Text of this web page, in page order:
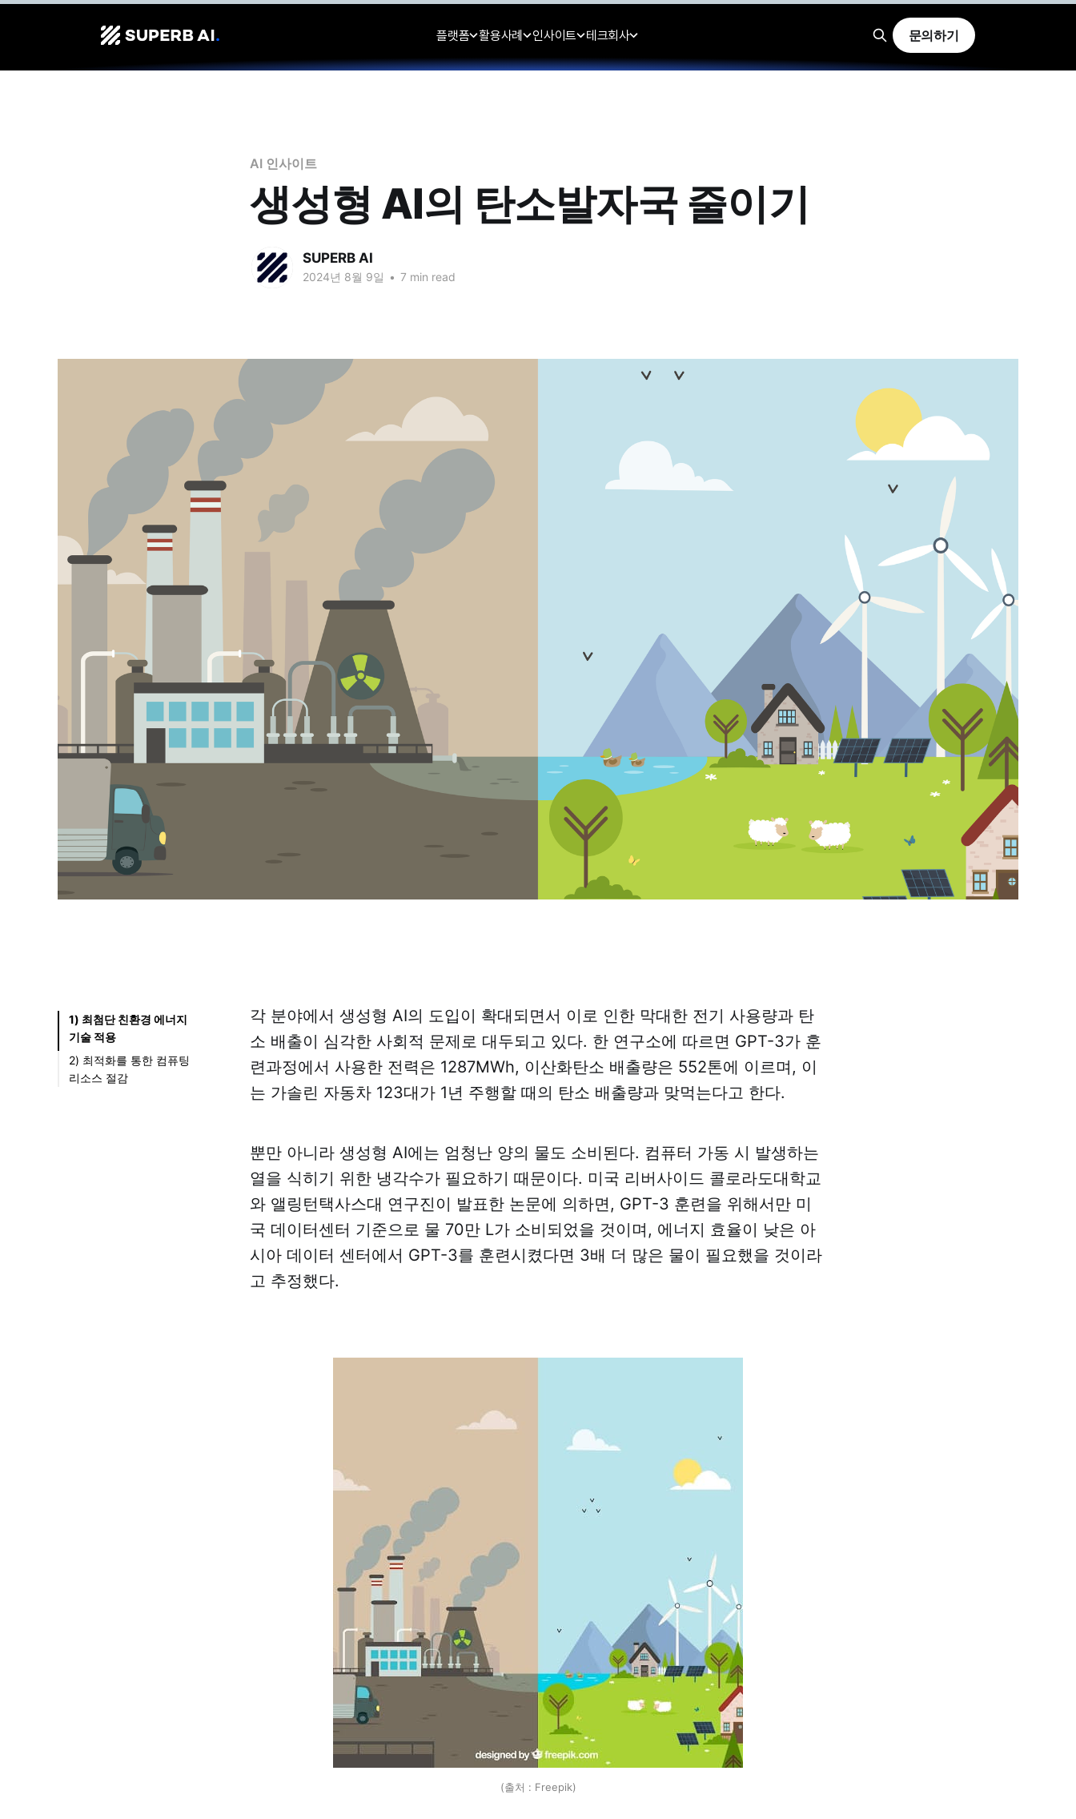
플랫폼 활용사례 인사이트 테크회사 문의하기
AI 인사이트
생성형 AI의 탄소발자국 줄이기
SUPERB AI
2024년 8월 9일 • 7 min read
1) 최첨단 친환경 에너지
기술 적용
2) 최적화를 통한 컴퓨팅
리소스 절감
각 분야에서 생성형 AI의 도입이 확대되면서 이로 인한 막대한 전기 사용량과 탄
소 배출이 심각한 사회적 문제로 대두되고 있다. 한 연구소에 따르면 GPT-3가 훈
련과정에서 사용한 전력은 1287MWh, 이산화탄소 배출량은 552톤에 이르며, 이
는 가솔린 자동차 123대가 1년 주행할 때의 탄소 배출량과 맞먹는다고 한다.
뿐만 아니라 생성형 AI에는 엄청난 양의 물도 소비된다. 컴퓨터 가동 시 발생하는
열을 식히기 위한 냉각수가 필요하기 때문이다. 미국 리버사이드 콜로라도대학교
와 앨링턴택사스대 연구진이 발표한 논문에 의하면, GPT-3 훈련을 위해서만 미
국 데이터센터 기준으로 물 70만 L가 소비되었을 것이며, 에너지 효율이 낮은 아
시아 데이터 센터에서 GPT-3를 훈련시켰다면 3배 더 많은 물이 필요했을 것이라
고 추정했다.
(출처 : Freepik)